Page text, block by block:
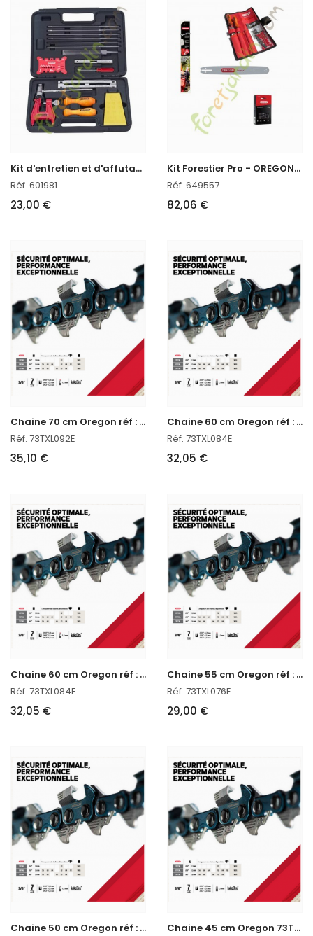
K
it d'entretien et d'affutage Tronçonneuse Oregon réf. 601981 en stock
Réf. 601981
23,00 €
K
it Forestier Pro - OREGON- Husqvarna- 208rndd009 + 73exl072e en stock
Réf. 649557
82,06 €
C
haine 70 cm Oregon réf : 73TXL092E
Réf. 73TXL092E
35,10 €
C
haine 60 cm Oregon réf : 73TXL084E
Réf. 73TXL084E
32,05 €
C
haine 60 cm Oregon réf : 73TXL084E
Réf. 73TXL084E
32,05 €
C
haine 55 cm Oregon réf : 73TXL076E
Réf. 73TXL076E
29,00 €
C
haine 50 cm Oregon réf : 73TXL072E C
haine 45 cm Oregon 73TXL068E